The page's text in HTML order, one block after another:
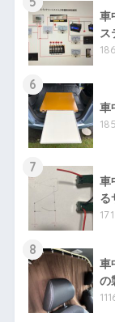
車
ス
6
車
7
車
る
8
車
の